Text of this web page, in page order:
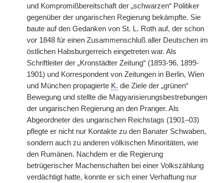
und Kompromißbereitschaft der „schwarzen“ Politiker
gegenüber der ungarischen Regierung bekämpfte. Sie
baute auf den Gedanken von St. L. Roth auf, der schon
vor 1848 für einen Zusammenschluß aller Deutschen im
östlichen Habsburgerreich eingetreten war. Als
Schriftleiter der „Kronstädter Zeitung“ (1893-96, 1899-
1901) und Korrespondent von Zeitungen in Berlin, Wien
und München propagierte K. die Ziele der „grünen“
Bewegung und stellte die Magyarisierungsbestrebungen
der ungarischen Regierung an den Pranger. Als
Abgeordneter des ungarischen Reichstags (1901–03)
pflegte er nicht nur Kontakte zu den Banater Schwaben,
sondern auch zu anderen völkischen Minoritäten, wie
den Rumänen. Nachdem er die Regierung
betrügerischer Machenschaften bei einer Volkszählung
verdächtigt hatte, konnte er sich einer Verhaftung nur